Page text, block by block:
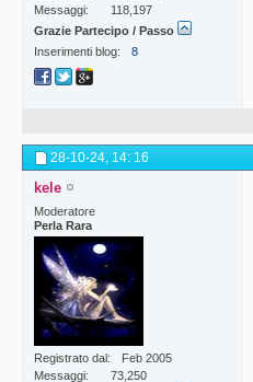
Messaggi
118,197
Grazie Partecipo / Passo
Inserimenti blog
8
28-10-24, 14: 16
kele
Moderatore
Perla Rara
Registrato dal
Feb 2005
Messaggi
73,250